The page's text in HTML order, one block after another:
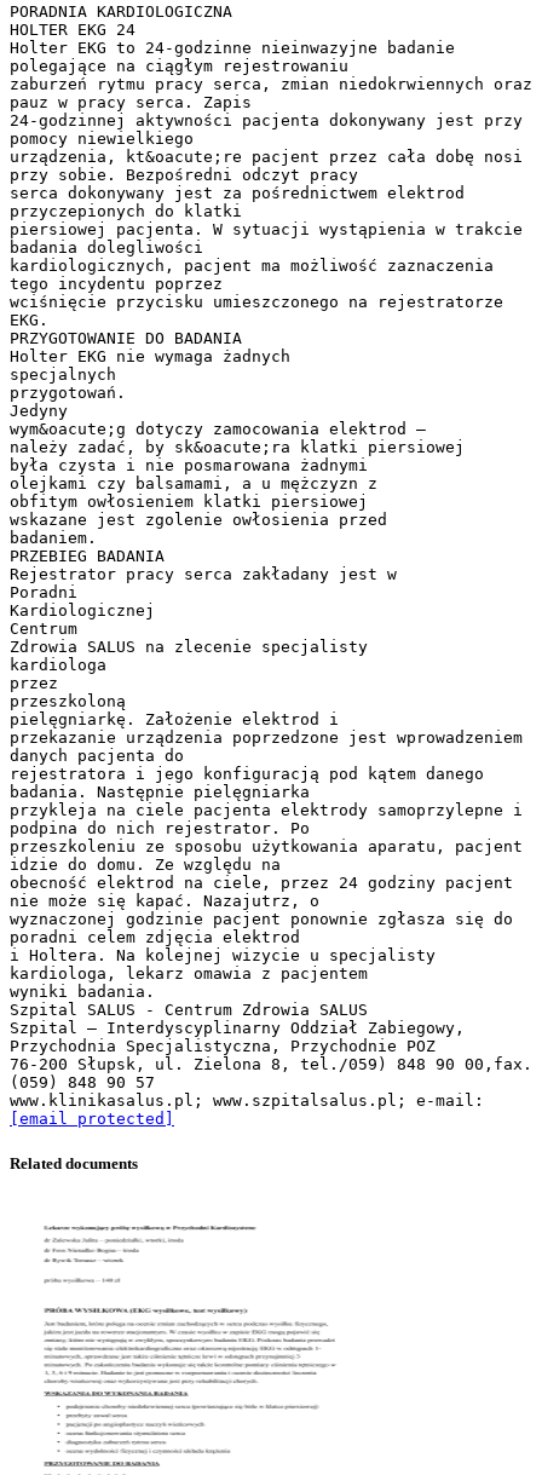
PORADNIA KARDIOLOGICZNA
HOLTER EKG 24
Holter EKG to 24-godzinne nieinwazyjne badanie
polegające na ciągłym rejestrowaniu
zaburzeń rytmu pracy serca, zmian niedokrwiennych oraz
pauz w pracy serca. Zapis
24-godzinnej aktywności pacjenta dokonywany jest przy
pomocy niewielkiego
urządzenia, kt&oacute;re pacjent przez cała dobę nosi
przy sobie. Bezpośredni odczyt pracy
serca dokonywany jest za pośrednictwem elektrod
przyczepionych do klatki
piersiowej pacjenta. W sytuacji wystąpienia w trakcie
badania dolegliwości
kardiologicznych, pacjent ma możliwość zaznaczenia
tego incydentu poprzez
wciśnięcie przycisku umieszczonego na rejestratorze
EKG.
PRZYGOTOWANIE DO BADANIA
Holter EKG nie wymaga żadnych
specjalnych
przygotowań.
Jedyny
wym&oacute;g dotyczy zamocowania elektrod –
należy zadać, by sk&oacute;ra klatki piersiowej
była czysta i nie posmarowana żadnymi
olejkami czy balsamami, a u mężczyzn z
obfitym owłosieniem klatki piersiowej
wskazane jest zgolenie owłosienia przed
badaniem.
PRZEBIEG BADANIA
Rejestrator pracy serca zakładany jest w
Poradni
Kardiologicznej
Centrum
Zdrowia SALUS na zlecenie specjalisty
kardiologa
przez
przeszkoloną
pielęgniarkę. Założenie elektrod i
przekazanie urządzenia poprzedzone jest wprowadzeniem
danych pacjenta do
rejestratora i jego konfiguracją pod kątem danego
badania. Następnie pielęgniarka
przykleja na ciele pacjenta elektrody samoprzylepne i
podpina do nich rejestrator. Po
przeszkoleniu ze sposobu użytkowania aparatu, pacjent
idzie do domu. Ze względu na
obecność elektrod na ciele, przez 24 godziny pacjent
nie może się kapać. Nazajutrz, o
wyznaczonej godzinie pacjent ponownie zgłasza się do
poradni celem zdjęcia elektrod
i Holtera. Na kolejnej wizycie u specjalisty
kardiologa, lekarz omawia z pacjentem
wyniki badania.
Szpital SALUS - Centrum Zdrowia SALUS
Szpital – Interdyscyplinarny Oddział Zabiegowy,
Przychodnia Specjalistyczna, Przychodnie POZ
76-200 Słupsk, ul. Zielona 8, tel./059) 848 90 00,fax.
(059) 848 90 57
www.klinikasalus.pl; www.szpitalsalus.pl; e-mail:
[email protected]
Related documents